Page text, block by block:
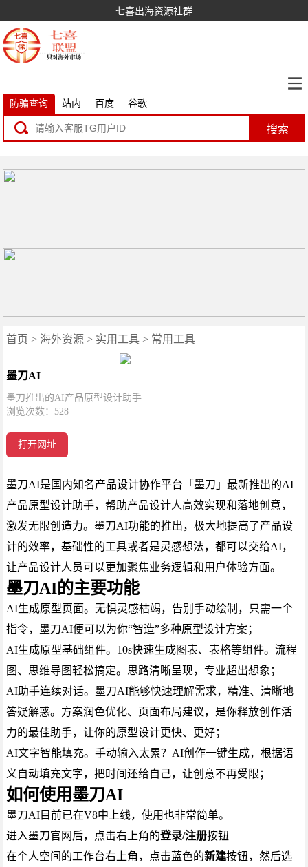
七喜出海资源社群
防骗查询 站内 百度 谷歌
搜索
首页 > 海外资源 > 实用工具 > 常用工具
墨刀AI
墨刀推出的AI产品原型设计助手
浏览次数： 528
打开网址
墨刀AI是国内知名产品设计协作平台「墨刀」最新推出的AI
产品原型设计助手，帮助产品设计人高效实现和落地创意，
激发无限创造力。墨刀AI功能的推出，极大地提高了产品设
计的效率，基础性的工具或者是灵感想法，都可以交给AI，
让产品设计人员可以更加聚焦业务逻辑和用户体验方面。
墨刀AI的主要功能
AI生成原型页面。无惧灵感枯竭，告别手动绘制，只需一个
指令，墨刀AI便可以为你“智造”多种原型设计方案；
AI生成原型基础组件。10s快速生成图表、表格等组件。流程
图、思维导图轻松搞定。思路清晰呈现，专业超出想象；
AI助手连续对话。墨刀AI能够快速理解需求，精准、清晰地
答疑解惑。方案润色优化、页面布局建议，是你释放创作活
力的最佳助手，让你的原型设计更快、更好；
AI文字智能填充。手动输入太累？AI创作一键生成，根据语
义自动填充文字，把时间还给自己，让创意不再受限；
如何使用墨刀AI
墨刀AI目前已在V8中上线，使用也非常简单。
进入墨刀官网后，点击右上角的登录/注册按钮
在个人空间的工作台右上角，点击蓝色的新建按钮，然后选